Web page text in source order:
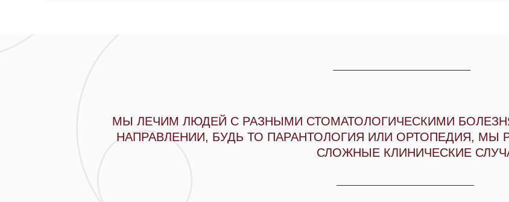
МЫ ЛЕЧИМ ЛЮДЕЙ С РАЗНЫМИ СТОМАТОЛОГИЧЕСКИМИ
НАПРАВЛЕНИИ, БУДЬ ТО ПАРАНТОЛОГИЯ ИЛИ ОРТОПЕДИЯ, МЫ
СЛОЖНЫЕ КЛИНИЧЕСКИЕ